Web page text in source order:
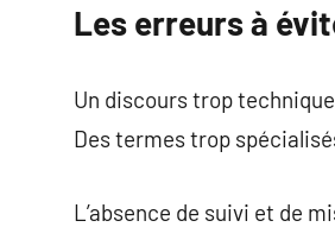
Les erreurs à
Un discours trop
Des termes trop
L’absence de suivi et de